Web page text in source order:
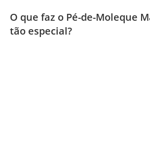
O que faz o Pé-de-Moleque
tão especial?